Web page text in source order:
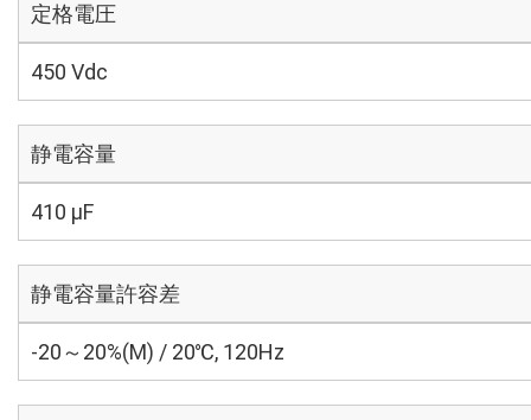
定格電圧
450 Vdc
静電容量
410 µF
静電容量許容差
-20～20%(M) / 20℃, 120Hz